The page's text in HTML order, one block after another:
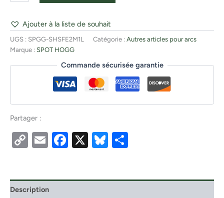
Ajouter à la liste de souhait
UGS : SPGG-SHSFE2M1L Catégorie : Autres articles pour arcs
Marque : SPOT HOGG
Commande sécurisée garantie
Partager :
CopyEmailFacebook
X Bluesky
Description